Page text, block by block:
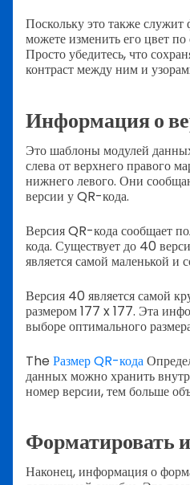
Поскольку это также
можете изменить его цвет
Просто убедитесь, что
контраст между ним и
Информация о
Это шаблоны модулей
слева от верхнего правого
нижнего левого. Они
версии у QR-кода.
Версия QR-кода сообщает
кода. Существует до 40
является самой маленькой и
Версия 40 является самой
размером 177 x 177. Эта
выборе оптимального
The Размер QR-кода
данных можно хранить
номер версии, тем больше
Форматировать
Наконец, информация о